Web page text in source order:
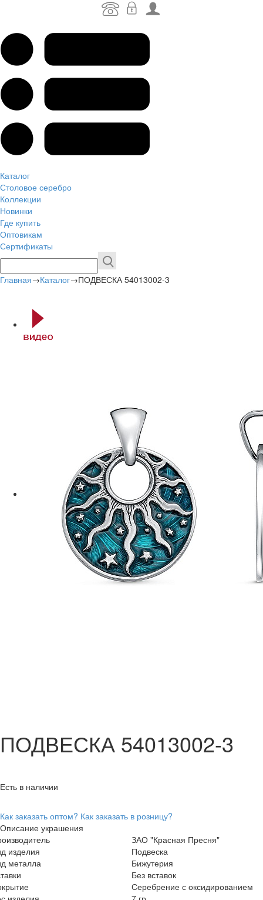
Каталог
Столовое серебро
Коллекции
Новинки
Где купить
Оптовикам
Сертификаты
Главная→Каталог→ПОДВЕСКА 54013002-3
ПОДВЕСКА 54013002-3
Есть в наличии
Как заказать оптом? Как заказать в розницу?
Описание украшения
ЗАО "Красная Пресня"
изделия
Подвеска
металла
Бижутерия
Без вставок
Серебрение с оксидированием